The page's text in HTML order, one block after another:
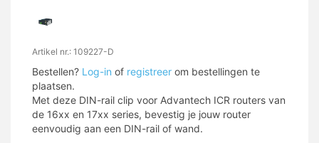
Artikel nr.: 109227-D
Bestellen? Log-in of registreer om bestellingen te
plaatsen.
Met deze DIN-rail clip voor Advantech ICR routers van
de 16xx en 17xx series, bevestig je jouw router
eenvoudig aan een DIN-rail of wand.